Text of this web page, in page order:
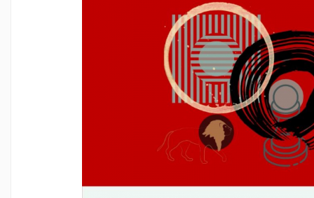
Piese De Sah Tematice Din Plastic